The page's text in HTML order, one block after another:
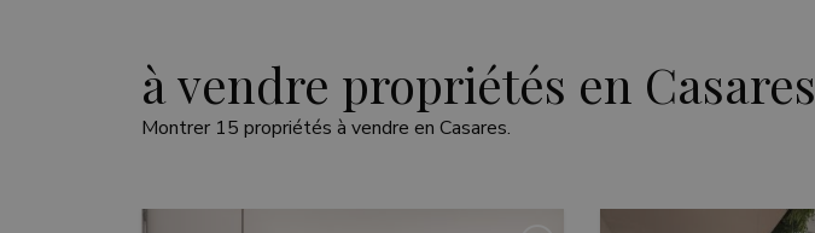
à vendre propriétés en Casares
Montrer 15 propriétés à vendre en Casares.